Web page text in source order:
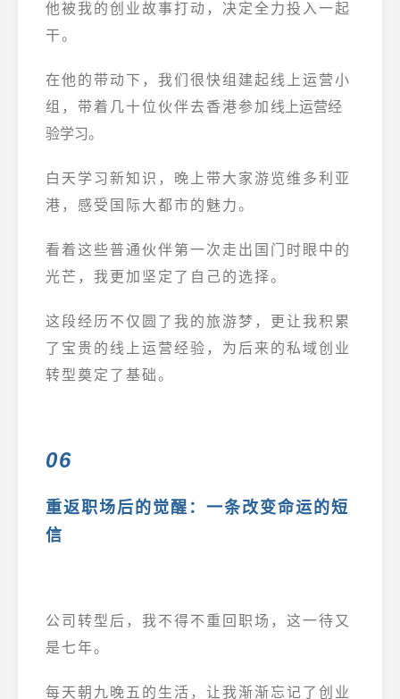
他被我的创业故事打动，决定全力投入一起
干。
在他的带动下，我们很快组建起线上运营小
组，带着几十位伙伴去香港参加 线上运营经
验学习。
白天学习新知识，晚上带大家游览维多利亚
港，感受国际大都市的魅力。
看着这些普通伙伴第一次走出国门时眼中的
光芒，我更加坚定了自己的选择。
这段经历不仅圆了我的旅游梦，更让我积累
了宝贵的线上运营经验，为后来的私域创业
转型奠定了基础。
06
重返职场后的觉醒：一条改变命运的短
信
公司转型后，我不得不重回职场，这一待又
是七年。
每天朝九晚五的生活，让我渐渐忘记了创业